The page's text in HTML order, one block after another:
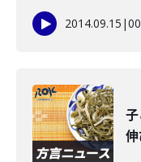
2014.09.15 |